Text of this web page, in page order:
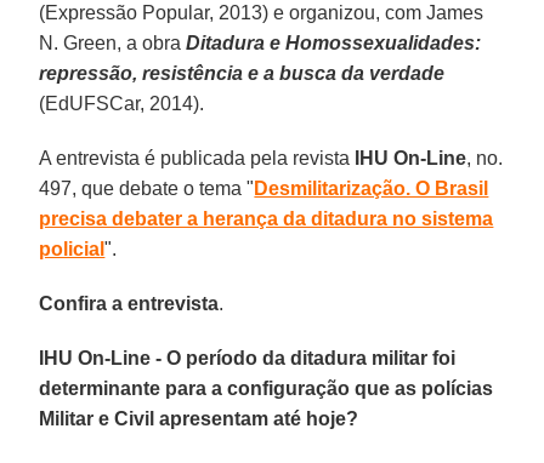
(Expressão Popular, 2013) e organizou, com James
N. Green, a obraDitadura e Homossexualidades:
repressão, resistência e a busca da verdade
(EdUFSCar, 2014).
A entrevista é publicada pela revista IHU On-Line, no.
497, que debate o tema " Desmilitarização. O Brasil
precisa debater a herança da ditadura no sistema
policial".
Confira a entrevista.
IHU On-Line - O período da ditadura militar foi
determinante para a configuração que as polícias
Militar e Civil apresentam até hoje?